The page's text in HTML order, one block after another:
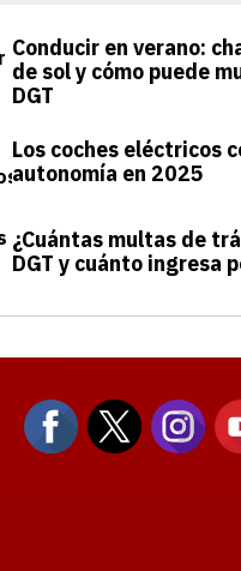
Conducir en verano:
de sol y cómo puede
DGT
Los coches eléctricos
autonomía en 2025
¿Cuántas multas de
DGT y cuánto ingresa